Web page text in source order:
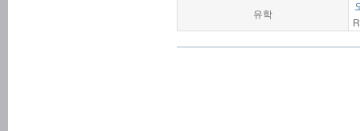
유학